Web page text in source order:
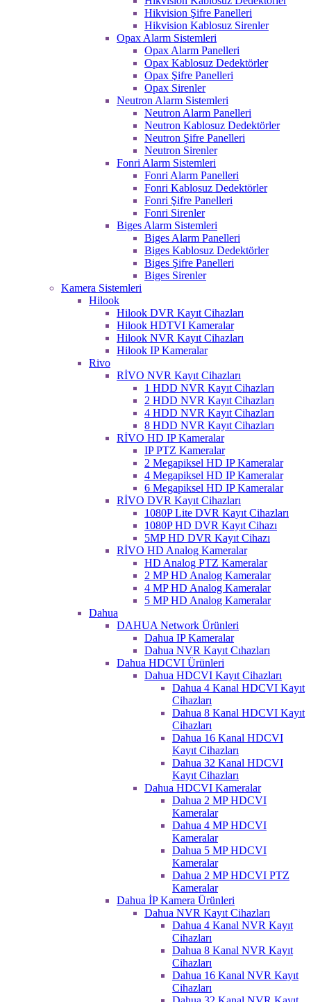
Hikvision Şifre Panelleri
Hikvision Kablosuz Sirenler
Opax Alarm Sistemleri
Opax Alarm Panelleri
Opax Kablosuz Dedektörler
Opax Şifre Panelleri
Opax Sirenler
Neutron Alarm Sistemleri
Neutron Alarm Panelleri
Neutron Kablosuz Dedektörler
Neutron Şifre Panelleri
Neutron Sirenler
Fonri Alarm Sistemleri
Fonri Alarm Panelleri
Fonri Kablosuz Dedektörler
Fonri Şifre Panelleri
Fonri Sirenler
Biges Alarm Sistemleri
Biges Alarm Panelleri
Biges Kablosuz Dedektörler
Biges Şifre Panelleri
Biges Sirenler
Kamera Sistemleri
Hilook
Hilook DVR Kayıt Cihazları
Hilook HDTVI Kameralar
Hilook NVR Kayıt Cihazları
Hilook IP Kameralar
Rivo
RİVO NVR Kayıt Cihazları
1 HDD NVR Kayıt Cihazları
2 HDD NVR Kayıt Cihazları
4 HDD NVR Kayıt Cihazları
8 HDD NVR Kayıt Cihazları
RİVO HD IP Kameralar
IP PTZ Kameralar
2 Megapiksel HD IP Kameralar
4 Megapiksel HD IP Kameralar
6 Megapiksel HD IP Kameralar
RİVO DVR Kayıt Cihazları
1080P Lite DVR Kayıt Cihazları
1080P HD DVR Kayıt Cihazı
5MP HD DVR Kayıt Cihazı
RİVO HD Analog Kameralar
HD Analog PTZ Kameralar
2 MP HD Analog Kameralar
4 MP HD Analog Kameralar
5 MP HD Analog Kameralar
Dahua
DAHUA Network Ürünleri
Dahua IP Kameralar
Dahua NVR Kayıt Cıhazları
Dahua HDCVI Ürünleri
Dahua HDCVI Kayıt Cihazları
Dahua 4 Kanal HDCVI Kayıt
Cihazları
Dahua 8 Kanal HDCVI Kayıt
Cihazları
Dahua 16 Kanal HDCVI
Kayıt Cihazları
Dahua 32 Kanal HDCVI
Kayıt Cihazları
Dahua HDCVI Kameralar
Dahua 2 MP HDCVI
Kameralar
Dahua 4 MP HDCVI
Kameralar
Dahua 5 MP HDCVI
Kameralar
Dahua 2 MP HDCVI PTZ
Kameralar
Dahua İP Kamera Ürünleri
Dahua NVR Kayıt Cihazları
Dahua 4 Kanal NVR Kayıt
Cihazları
Dahua 8 Kanal NVR Kayıt
Cihazları
Dahua 16 Kanal NVR Kayıt
Cihazları